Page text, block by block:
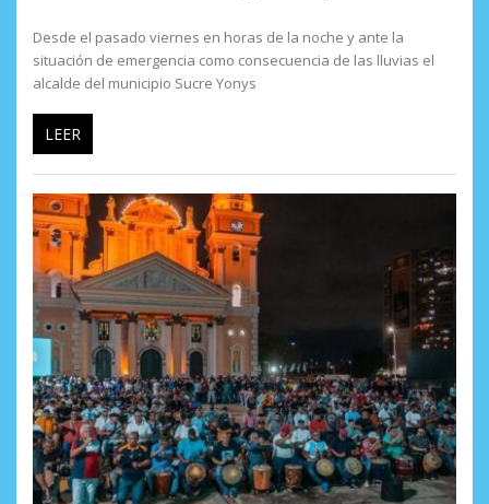
Desde el pasado viernes en horas de la noche y ante la
situación de emergencia como consecuencia de las lluvias el
alcalde del municipio Sucre Yonys
LEER